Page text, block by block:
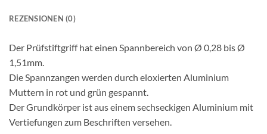
REZENSIONEN (0)
Der Prüfstiftgriff hat einen Spannbereich von Ø 0,28 bis Ø
1,51mm.
Die Spannzangen werden durch eloxierten Aluminium
Muttern in rot und grün gespannt.
Der Grundkörper ist aus einem sechseckigen Aluminium mit
Vertiefungen zum Beschriften versehen.